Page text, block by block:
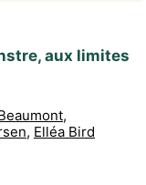
aux limites
,
, Elléa Bird